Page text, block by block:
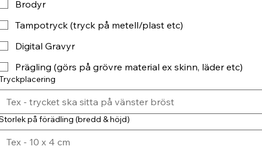
Brodyr
Tampotryck (tryck på metell/plast etc)
Digital Gravyr
Prägling (görs på grövre material ex skinn, läder etc)
på förädling (bredd & höjd)